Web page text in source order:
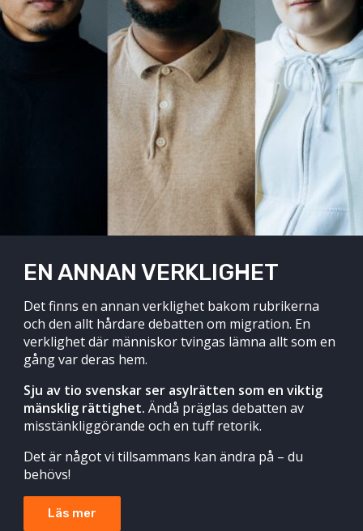
EN ANNAN VERKLIGHET
Det finns en annan verklighet bakom rubrikerna
och den allt hårdare debatten om migration. En
verklighet där människor tvingas lämna allt som en
gång var deras hem.
Sju av tio svenskar ser asylrätten som en viktig
mänsklig rättighet. Ändå präglas debatten av
misstänkliggörande och en tuff retorik.
Det är något vi tillsammans kan ändra på – du
behövs!
Läs mer